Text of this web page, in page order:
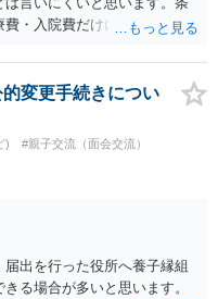
・入院費だけに限定される
って臨時に必要となった医
置いた条項と読むのが自然
、受験費用などの教育費に
半額を請求できる」とまで
大学進学費用をどこまで負
のほか、子どもの年齢、大
になります。公正証書の他
のように定められている
費」「進学費用」に関する
と考えられます。
変更手続きについ
)
#親子交流（面会交流）
出を行った役所へ養子縁組
る場合が多いと思います。